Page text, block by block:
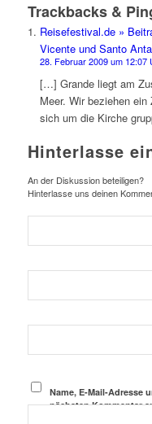
Trackbacks &
Reisefestival.de »
Vicente und Santo
28. Februar 2009 um 12:07
[…] Grande liegt am
Meer. Wir beziehen
sich um die Kirche
Hinterlasse
An der Diskussion beteiligen?
Hinterlasse uns deinen
Name, E-Mail-Adresse
nächsten Kommentar